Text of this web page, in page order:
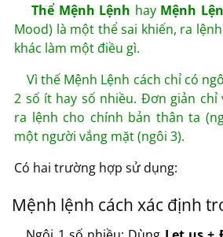
Thể Mệnh Lệnh hay Mệnh
Mood) là một thể sai khiến, ra
khác làm một điều gì.
Vì thế Mệnh Lệnh cách chỉ có
2 số ít hay số nhiều. Đơn giản chỉ
ra lệnh cho chính bản thân ta
một người vắng mặt (ngôi 3).
Có hai trường hợp sử dụng:
Mệnh lệnh cách xác định